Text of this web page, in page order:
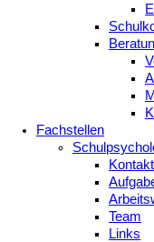
Fachstellen
Kontakt
Team
Links